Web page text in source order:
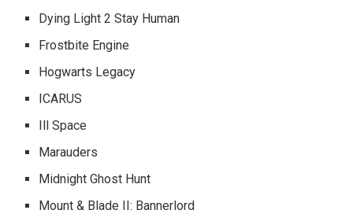
Dying Light 2 Stay Human
Frostbite Engine
Hogwarts Legacy
ICARUS
Ill Space
Marauders
Midnight Ghost Hunt
Mount & Blade II: Bannerlord